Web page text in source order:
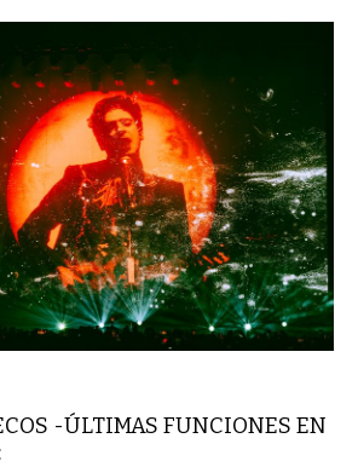
-ÚLTIMAS FUNCIONES EN